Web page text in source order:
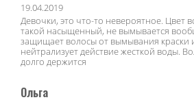
19.04.2019
Девочки, это что-то невероятное. Цвет
такой насыщенный, не вымывается
защищает волосы от вымывания краски
нейтрализует действие жесткой воды.
долго держится
Ольга